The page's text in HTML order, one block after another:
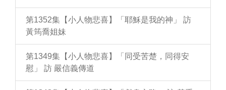
第1352集【小人物悲喜】「耶穌是我的神」 訪
黃筠喬姐妹
第1349集【小人物悲喜】「同受苦楚，同得安
慰」 訪 嚴信義傳道